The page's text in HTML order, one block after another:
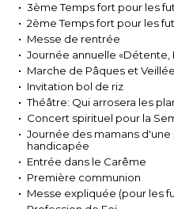
3ème Temps fort pour les
2ème Temps fort pour les
Messe de rentrée
Journée annuelle
Marche de Pâques et
Invitation bol de riz
Théâtre: Qui arrosera les
Concert spirituel pour la
Journée des mamans
handicapée
Entrée dans le Carême
Première communion
Messe expliquée (pour les